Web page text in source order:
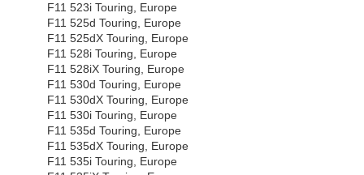
F11 523i Touring, Europe
F11 525d Touring, Europe
F11 525dX Touring, Europe
F11 528i Touring, Europe
F11 528iX Touring, Europe
F11 530d Touring, Europe
F11 530dX Touring, Europe
F11 530i Touring, Europe
F11 535d Touring, Europe
F11 535dX Touring, Europe
F11 535i Touring, Europe